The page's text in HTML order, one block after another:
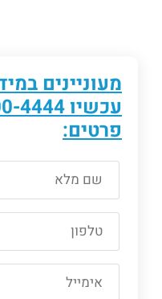
מעוניינים
עכשיו4444
פרטים: